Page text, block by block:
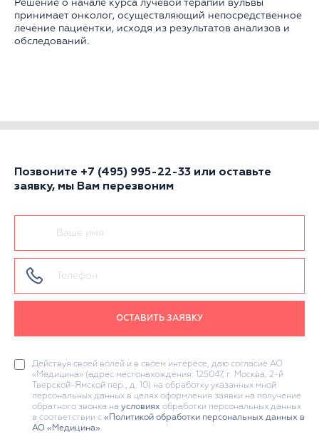
Решение о начале курса лучевой терапии вульвы
принимает онколог, осуществляющий непосредственное
лечение пациентки, исходя из результатов анализов и
обследований.
Позвоните +7 (495) 995-22-33 или оставьте
заявку, мы Вам перезвоним
ОСТАВИТЬ ЗАЯВКУ
Действуя своей волей и в своем интересе, даю согласие АО
«Медицина» (адрес местонахождения: 125047, г. Москва, 2-й
Тверской-Ямской пер., д. 10) на обработку указанных мной
персональных данных в целях оформления заявки на получение
обратного звонка на условиях обработки персональных данных
в соответствии с «Политикой обработки персональных данных в
АО «Медицина».